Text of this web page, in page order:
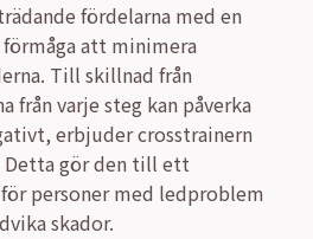
fördelarna med en
förmåga att minimera
Till skillnad från
från varje steg kan påverka
erbjuder crosstrainern
Detta gör den till ett
personer med ledproblem
skador.